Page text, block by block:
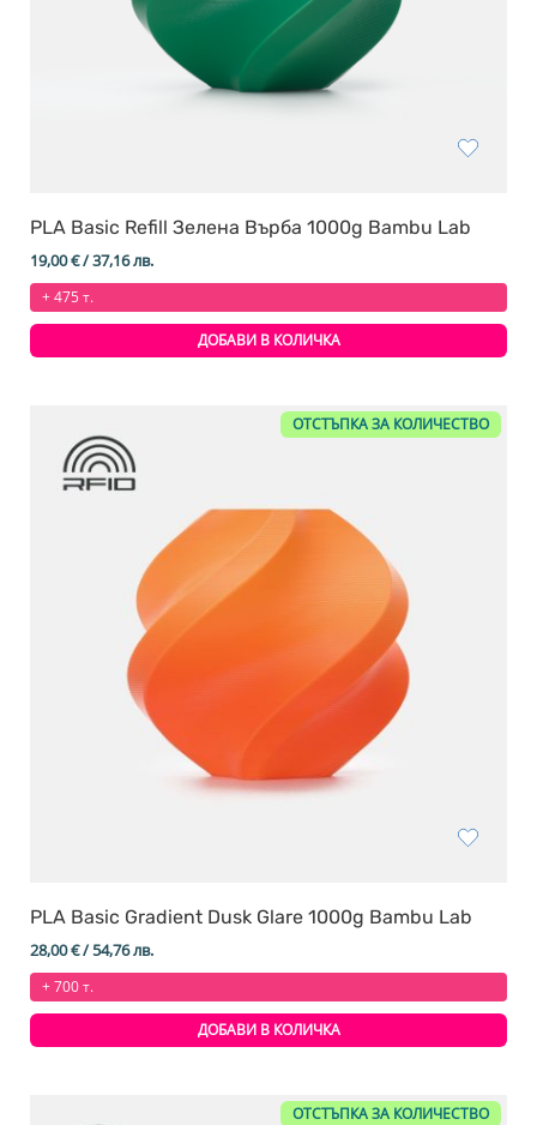
PLA Basic Refill Зелена Върба 1000g Bambu Lab
19,00€/ 37,16 лв.
+ 475 т.
ДОБАВИ В КОЛИЧКА
ОТСТЪПКА ЗА КОЛИЧЕСТВО
PLA Basic Gradient Dusk Glare 1000g Bambu Lab
28,00€/ 54,76 лв.
+ 700 т.
ДОБАВИ В КОЛИЧКА
ОТСТЪПКА ЗА КОЛИЧЕСТВО